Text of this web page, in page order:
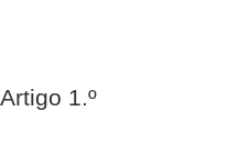
Artigo 1.º